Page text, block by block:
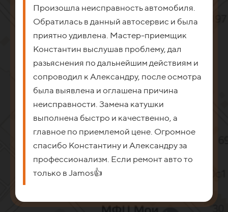
Произошла неисправность автомобиля.
Обратилась в данный автосервис и была
приятно удивлена. Мастер-приемщик
Константин выслушав проблему, дал
разьяснения по дальнейшим действиям и
сопроводил к Александру, после осмотра
была выявлена и оглашена причина
неисправности. Замена катушки
выполнена быстро и качественно, а
главное по приемлемой цене. Огромное
спасибо Константину и Александру за
профессионализм. Если ремонт авто то
только в Jamos👍